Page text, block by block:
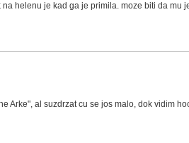
helenu je kad ga je primila. moze biti da mu
Arke", al suzdrzat cu se jos malo, dok vidim